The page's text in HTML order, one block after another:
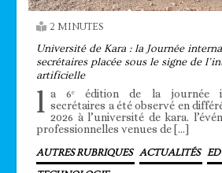
2 MINUTES
Université de Kara : la Journée
secrétaires placée sous le signe de
artificielle
l a 6ᵉ édition de la journée
secrétaires a été observé en
2026 à l’université de kara.
professionnelles venues de […]
AUTRES RUBRIQUES ACTUALITÉS